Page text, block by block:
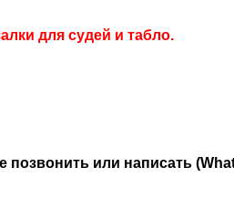
для судей и табло.
или написать